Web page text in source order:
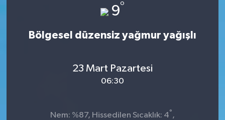
9°
Bölgesel düzensiz yağmur yağışlı
23 Mart Pazartesi
06:30
Nem: %87, Hissedilen Sıcaklık: 4° ,